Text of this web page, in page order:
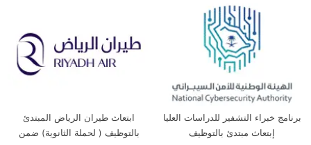
برنامج خبراء التشفير للدراسات العليا
إبتعاث مبتدئ بالتوظيف
ابتعاث طيران الرياض المبتدئ
بالتوظيف ( لحملة الثانوية) ضمن